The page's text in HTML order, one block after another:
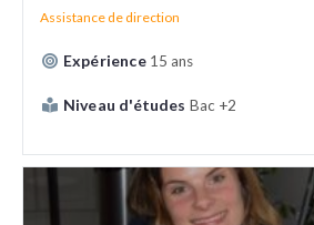
Assistance de direction
Expérience 15 ans
Niveau d'études Bac +2